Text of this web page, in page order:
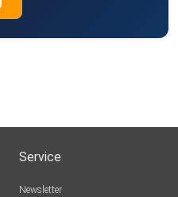
Service
Newsletter